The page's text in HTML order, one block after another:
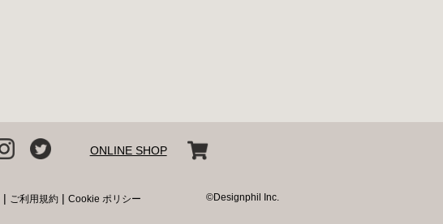
ONLINE SHOP
| ご利用規約 | Cookie ポリシー ©Designphil Inc.